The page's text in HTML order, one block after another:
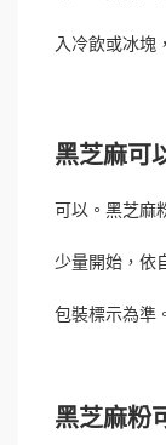
入冷飲或冰塊
黑芝麻可
可以。黑芝麻
少量開始，依
包裝標示為準。
黑芝麻粉